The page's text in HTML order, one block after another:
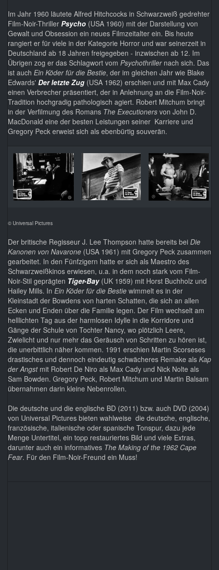
Im Jahr 1960 läutete Alfred Hitchcocks in Schwarzweiß gedrehter
Film-Noir-Thriller Psycho (USA 1960) mit der Darstellung von
Gewalt und Obsession ein neues Filmzeitalter ein. Bis heute
rangiert er für viele in der Kategorie Horror und war seinerzeit in
Deutschland ab 18 Jahren freigegeben - inzwischen ab 12. Im
Übrigen zog er das Schlagwort vom Psychothriller nach sich. Das
ist auch Ein Köder für die Bestie, der im gleichen Jahr wie Blake
Edwards' Der letzte Zug (USA 1962) erschien und mit Max Cady
einen Verbrecher präsentiert, der in Anlehnung an die Film-Noir-
Tradition hochgradig pathologisch agiert. Robert Mitchum bringt
in der Verfilmung des Romans The Executioners von John D.
MacDonald eine der besten Leistungen seiner Karriere und
Gregory Peck erweist sich als ebenbürtig souverän.
© Universal Pictures
Der britische Regisseur J. Lee Thompson hatte bereits bei Die
Kanonen von Navarone (USA 1961) mit Gregory Peck zusammen
gearbeitet. In den Fünfzigern hatte er sich als Maestro des
Schwarzweißkinos erwiesen, u.a. in dem noch stark vom Film-
Noir-Stil geprägten Tiger-Bay (UK 1959) mit Horst Buchholz und
Hailey Mills. In Ein Köder für die Bestie wimmelt es in der
Kleinstadt der Bowdens von harten Schatten, die sich an allen
Ecken und Enden über die Familie legen. Der Film wechselt am
helllichten Tag aus der harmlosen Idylle in die Korridore und
Gänge der Schule von Tochter Nancy, wo plötzlich Leere,
Zwielicht und nur mehr das Geräusch von Schritten zu hören ist,
die unerbittlich näher kommen. 1991 erschien Martin Scorseses
drastisches und dennoch eindeutig schwächeres Remake als Kap
der Angst mit Robert De Niro als Max Cady und Nick Nolte als
Sam Bowden. Gregory Peck, Robert Mitchum und Martin Balsam
übernahmen darin kleine Nebenrollen.
Die deutsche und die englische BD (2011) bzw. auch DVD (2004)
von Universal Pictures bieten wahlweise die deutsche, englische,
französische, italienische oder spanische Tonspur, dazu jede
Menge Untertitel, ein topp restauriertes Bild und viele Extras,
darunter auch ein informatives The Making of the 1962 Cape
Fear. Für den Film-Noir-Freund ein Muss!